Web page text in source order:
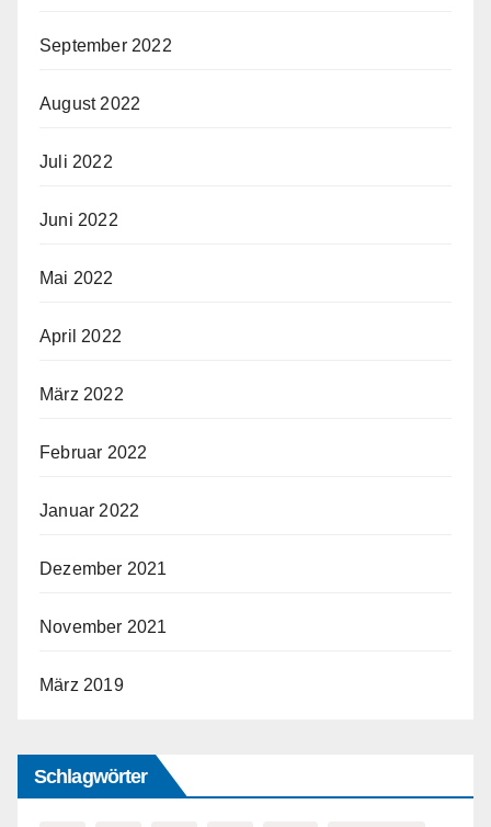
September 2022
August 2022
Juli 2022
Juni 2022
Mai 2022
April 2022
März 2022
Februar 2022
Januar 2022
Dezember 2021
November 2021
März 2019
Schlagwörter